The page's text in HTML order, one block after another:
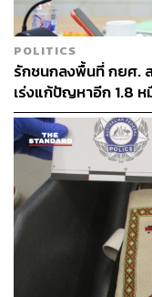
“ข่าวที่บอกว่าวุฒิสภ
ยังอยากให้ผ่าน​ แม้อ
สะดุดเลย ภาพรวมขอ
สำหรับระยะเวลาใน
สว. นั้น พิสิษฐ์กล่าวว่
หากเป็นไปได้ก็คาดว่
TAGS: กองทุนเงินให้กู้
งบประมาณปี
POLITICS
รักชนกลงพื้นที่ กยศ.
เร่งแก้ปัญหาอีก 1.8
พรรคการเมือง ยืนยั